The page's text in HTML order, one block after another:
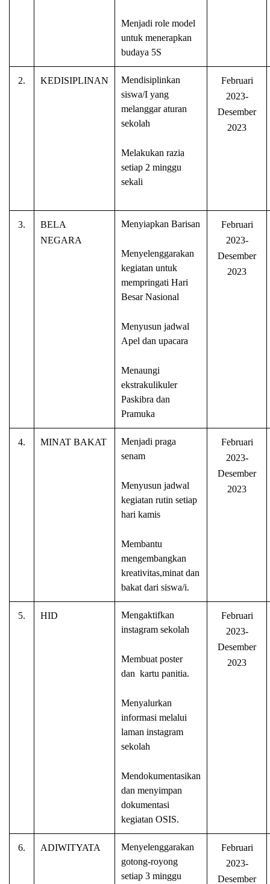
Menjadi role model
untuk menerapkan
budaya 5S
2. KEDISIPLINAN
Mendisiplinkan
siswa/I yang
melanggar aturan
sekolah
Melakukan razia
setiap 2 minggu
sekali
Februari
2023-
Desember
2023
3.
BELA
NEGARA
Menyiapkan Barisan
Menyelenggarakan
kegiatan untuk
mempringati Hari
Besar Nasional
Menyusun jadwal
Apel dan upacara
Menaungi
ekstrakulikuler
Paskibra dan
Pramuka
Februari
2023-
Desember
2023
4. MINAT BAKAT
Menjadi praga
senam
Menyusun jadwal
kegiatan rutin setiap
hari kamis
Membantu
mengembangkan
kreativitas,minat dan
bakat dari siswa/i.
Februari
2023-
Desember
2023
5. HID
Mengaktifkan
instagram sekolah
Membuat poster
dan kartu panitia.
Menyalurkan
informasi melalui
laman instagram
sekolah
Mendokumentasikan
dan menyimpan
dokumentasi
kegiatan OSIS.
Februari
2023-
Desember
2023
6. ADIWITYATA
Menyelenggarakan
gotong-royong
setiap 3 minggu
Februari
2023-
Desember